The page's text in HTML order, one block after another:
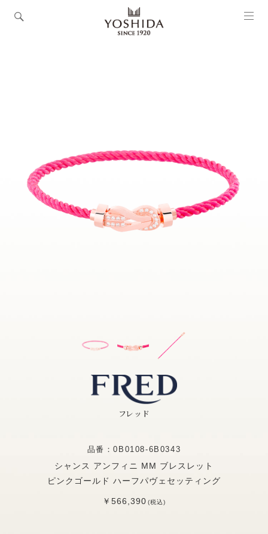
フレッド
品番：0B0108-6B0343
シャンス アンフィニ MM ブレスレット
ピンクゴールド ハーフパヴェセッティング
￥566,390(税込)